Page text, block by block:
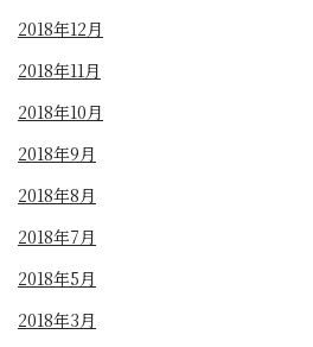
2018年12月
2018年11月
2018年10月
2018年9月
2018年8月
2018年7月
2018年5月
2018年3月